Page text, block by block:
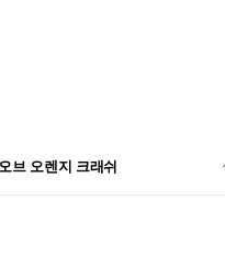
브 오렌지 크래쉬